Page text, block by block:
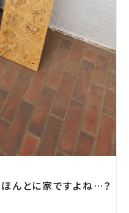
んとに家ですよね…？